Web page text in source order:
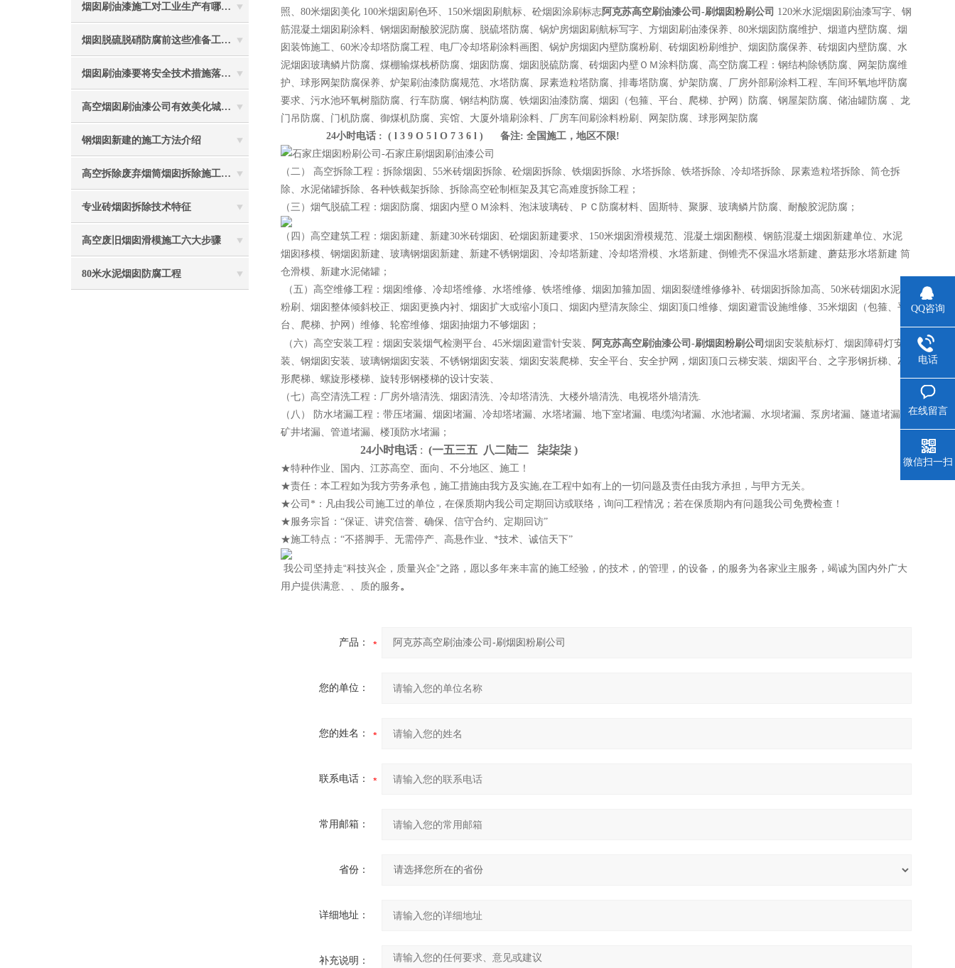
烟囱刷油漆施工对工业生产有哪些效能？
烟囱脱硫脱硝防腐前这些准备工作要做到位
烟囱刷油漆要将安全技术措施落实到位
高空烟囱刷油漆公司有效美化城市环境
钢烟囱新建的施工方法介绍
高空拆除废弃烟筒烟囱拆除施工措施 ：
专业砖烟囱拆除技术特征
高空废旧烟囱滑模施工六大步骤
80米水泥烟囱防腐工程
照、80米烟囱美化 100米烟囱刷色环、150米烟囱刷航标、砼烟囱涂刷标志阿克苏高空刷油漆公司-刷烟囱粉刷公司 120米水泥烟囱刷油漆写字、钢
筋混凝土烟囱刷涂料、钢烟囱耐酸胶泥防腐、脱硫塔防腐、锅炉房烟囱刷航标写字、方烟囱刷油漆保养、80米烟囱防腐维护、烟道内壁防腐、烟
囱装饰施工、60米冷却塔防腐工程、电厂冷却塔刷涂料画图、锅炉房烟囱内壁防腐粉刷、砖烟囱粉刷维护、烟囱防腐保养、砖烟囱内壁防腐、水
泥烟囱玻璃鳞片防腐、煤棚输煤栈桥防腐、烟囱防腐、烟囱脱硫防腐、砖烟囱内壁ＯＭ涂料防腐、高空防腐工程：钢结构除锈防腐、网架防腐维
护、球形网架防腐保养、炉架刷油漆防腐规范、水塔防腐、尿素造粒塔防腐、排毒塔防腐、炉架防腐、厂房外部刷涂料工程、车间环氧地坪防腐
要求、污水池环氧树脂防腐、行车防腐、钢结构防腐、铁烟囱油漆防腐、烟囱（包箍、平台、爬梯、护网）防腐、钢屋架防腐、储油罐防腐 、龙
门吊防腐、门机防腐、御煤机防腐、宾馆、大厦外墙刷涂料、厂房车间刷涂料粉刷、网架防腐、球形网架防腐
24小时电话 : ( l 3 9 O 5 l O 7 3 6 l ) 备注: 全国施工，地区不限!
（二） 高空拆除工程：拆除烟囱、55米砖烟囱拆除、砼烟囱拆除、铁烟囱拆除、水塔拆除、铁塔拆除、冷却塔拆除、尿素造粒塔拆除、筒仓拆
除、水泥储罐拆除、各种铁截架拆除、拆除高空砼制框架及其它高难度拆除工程；
（三）烟气脱硫工程：烟囱防腐、烟囱内壁ＯＭ涂料、泡沫玻璃砖、ＰＣ防腐材料、固斯特、聚脲、玻璃鳞片防腐、耐酸胶泥防腐；
（四）高空建筑工程：烟囱新建、新建30米砖烟囱、砼烟囱新建要求、150米烟囱滑模规范、混凝土烟囱翻模、钢筋混凝土烟囱新建单位、水泥
烟囱移模、钢烟囱新建、玻璃钢烟囱新建、新建不锈钢烟囱、冷却塔新建、冷却塔滑模、水塔新建、倒锥壳不保温水塔新建、蘑菇形水塔新建 筒
仓滑模、新建水泥储罐；
（五）高空维修工程：烟囱维修、冷却塔维修、水塔维修、铁塔维修、烟囱加箍加固、烟囱裂缝维修修补、砖烟囱拆除加高、50米砖烟囱水泥外
粉刷、烟囱整体倾斜校正、烟囱更换内衬、烟囱扩大或缩小顶口、烟囱内壁清灰除尘、烟囱顶口维修、烟囱避雷设施维修、35米烟囱（包箍、平
台、爬梯、护网）维修、轮窑维修、烟囱抽烟力不够烟囱；
（六）高空安装工程：烟囱安装烟气检测平台、45米烟囱避雷针安装、
阿克苏高空刷油漆公司-刷烟囱粉刷公司 烟囱安装航标灯、烟囱障碍灯安
装、钢烟囱安装、玻璃钢烟囱安装、不锈钢烟囱安装、烟囱安装爬梯、安全平台、安全护网，烟囱顶口云梯安装、烟囱平台、之字形钢折梯、Z
形爬梯、螺旋形楼梯、旋转形钢楼梯的设计安装、
（七）高空清洗工程：厂房外墙清洗、烟囱清洗、冷却塔清洗、大楼外墙清洗、电视塔外墙清洗.
（八） 防水堵漏工程：带压堵漏、烟囱堵漏、冷却塔堵漏、水塔堵漏、地下室堵漏、电缆沟堵漏、水池堵漏、水坝堵漏、泵房堵漏、隧道堵漏、
矿井堵漏、管道堵漏、楼顶防水堵漏；
24小时电话 : (一五三五 八二陆二 柒柒柒 )
★特种作业、国内、江苏高空、面向、不分地区、施工！
★责任：本工程如为我方劳务承包，施工措施由我方及实施,在工程中如有上的一切问题及责任由我方承担，与甲方无关。
★公司*：凡由我公司施工过的单位，在保质期内我公司定期回访或联络，询问工程情况；若在保质期内有问题我公司免费检查！
★服务宗旨：“保证、讲究信誉、确保、信守合约、定期回访”
★施工特点：“不搭脚手、无需停产、高悬作业、*技术、诚信天下”
我公司坚持走“科技兴企，质量兴企”之路，愿以多年来丰富的施工经验，的技术，的管理，的设备，的服务为各家业主服务，竭诚为国内外广大
用户提供满意、、质的服务。
产品：
您的单位：
您的姓名：
联系电话：
常用邮箱：
省份：
详细地址：
补充说明：
QQ咨询
电话
在线留言
微信扫一扫